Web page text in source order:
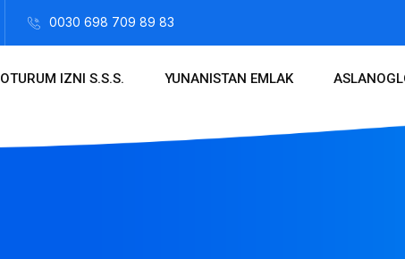
0030 698 709 89 83
OTURUM IZNI S.S.S. YUNANISTAN EMLAK